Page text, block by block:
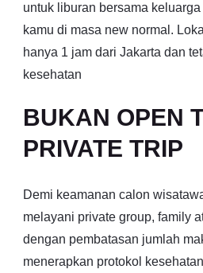
untuk liburan bersama
kamu di masa new normal.
hanya 1 jam dari Jakarta dan
kesehatan
BUKAN OPEN
PRIVATE TRIP
Demi keamanan calon
melayani private group, family
dengan pembatasan jumlah
menerapkan protokol